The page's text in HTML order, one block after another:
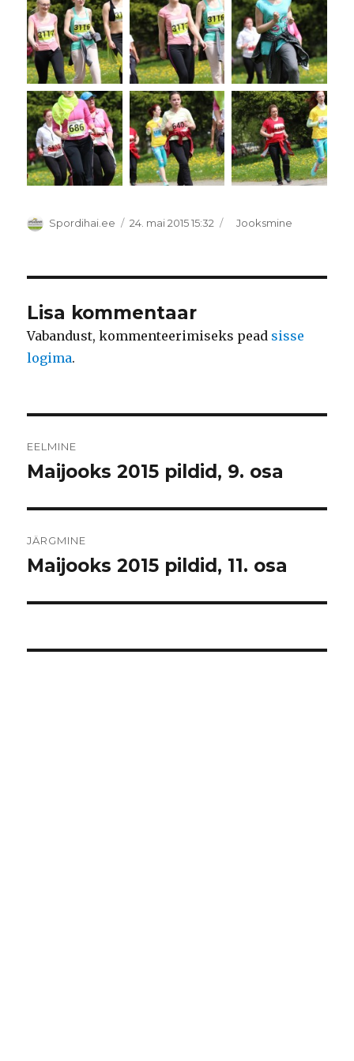
Autor
Spordihai.ee Postitatud
24. mai 2015 15:32 Rubriigid
Jooksmine
Lisa kommentaar
Vabandust, kommenteerimiseks pead sisse
logima.
EELMINE
Eelmine
Maijooks 2015 pildid, 9. osa
JÄRGMINE
Järgmine
Maijooks 2015 pildid, 11. osa